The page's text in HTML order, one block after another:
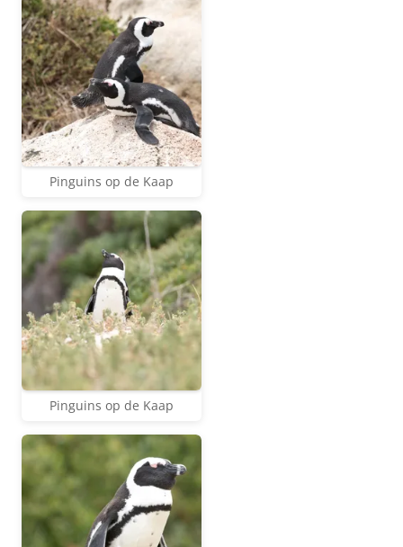
Pinguins op de Kaap
Pinguins op de Kaap